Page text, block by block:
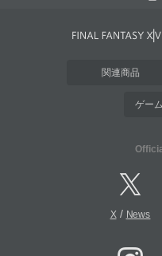
関連商品
ゲー
X/ News